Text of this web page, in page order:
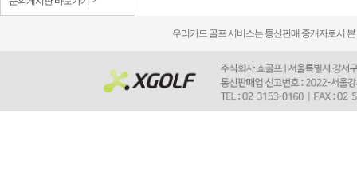
우리카드 골프 서비스는 통신판매 중개자로서